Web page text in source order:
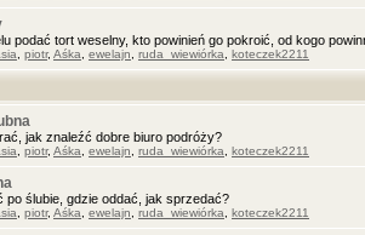
podać tort weselny, kto powinień go pokroić, od kogo
piotr, Aśka ewelajn ruda_wiewiórka koteczek2211
jak znaleźć dobre biuro podróży?
piotr, Aśka ewelajn ruda_wiewiórka koteczek2211
po ślubie, gdzie oddać, jak sprzedać?
piotr, Aśka ewelajn ruda_wiewiórka koteczek2211